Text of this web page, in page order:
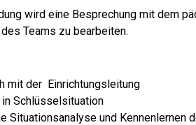
wird eine Besprechung mit dem
Teams zu bearbeiten.
mit der Einrichtungsleitung
Schlüsselsituation
Situationsanalyse und Kennenlernen